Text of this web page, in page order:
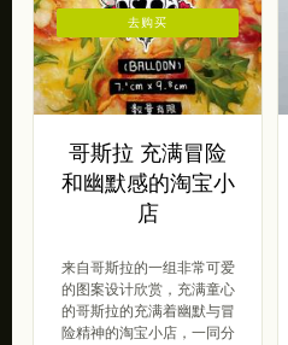
哥斯拉 充满冒险
和幽默感的淘宝小
店
来自哥斯拉的一组非常可爱
的图案设计欣赏，充满童心
的哥斯拉的充满着幽默与冒
险精神的淘宝小店，一同分
去购买